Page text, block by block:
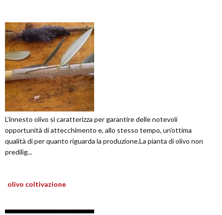
L'innesto olivo si caratterizza per garantire delle notevoli
opportunità di attecchimento e, allo stesso tempo, un'ottima
qualità di per quanto riguarda la produzione.La pianta di olivo non
predilig...
olivo coltivazione